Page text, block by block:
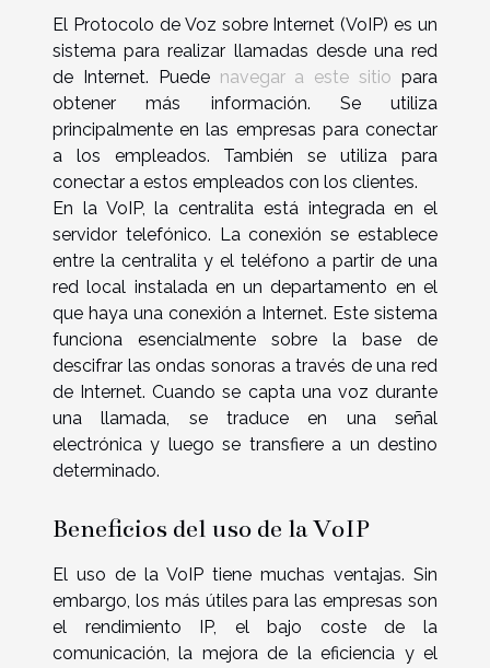
El Protocolo de Voz sobre Internet (VoIP) es un
sistema para realizar llamadas desde una red
de Internet. Puede navegar a este sitio para
obtener más información. Se utiliza
principalmente en las empresas para conectar
a los empleados. También se utiliza para
conectar a estos empleados con los clientes.
En la VoIP, la centralita está integrada en el
servidor telefónico. La conexión se establece
entre la centralita y el teléfono a partir de una
red local instalada en un departamento en el
que haya una conexión a Internet. Este sistema
funciona esencialmente sobre la base de
descifrar las ondas sonoras a través de una red
de Internet. Cuando se capta una voz durante
una llamada, se traduce en una señal
electrónica y luego se transfiere a un destino
determinado.
Beneficios del uso de la VoIP
El uso de la VoIP tiene muchas ventajas. Sin
embargo, los más útiles para las empresas son
el rendimiento IP, el bajo coste de la
comunicación, la mejora de la eficiencia y el